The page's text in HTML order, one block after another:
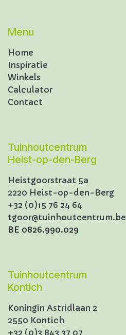
Menu
Home
Inspiratie
Winkels
Calculator
Contact
Tuinhoutcentrum
Heist-op-den-Berg
Heistgoorstraat 5a
2220 Heist-op-den-Berg
+32 (0)15 76 24 64
tgoor@tuinhoutcentrum.be
BE 0826.990.029
Tuinhoutcentrum
Kontich
Koningin Astridlaan 2
2550 Kontich
+32 (0)3 843 37 07